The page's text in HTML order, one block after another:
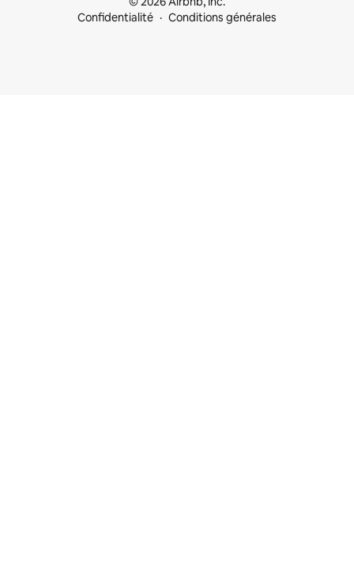
Confidentialité
Conditions générales